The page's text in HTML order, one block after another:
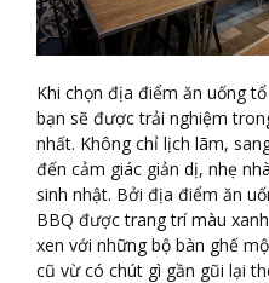
Khi chọn địa điểm ăn uống
bạn sẽ được trải nghiệm
nhất. Không chỉ lịch lãm,
đến cảm giác giản dị, nhẹ
sinh nhật. Bởi địa điểm ăn
BBQ được trang trí màu
xen với những bộ bàn ghế
cũ vừ có chút gì gần gũi lại